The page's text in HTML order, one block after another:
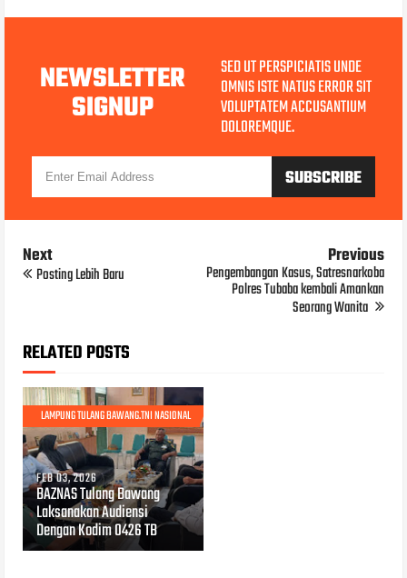
NEWSLETTER
SIGNUP
SED UT PERSPICIATIS UNDE
OMNIS ISTE NATUS ERROR SIT
VOLUPTATEM ACCUSANTIUM
DOLOREMQUE.
Next
Posting Lebih Baru
Previous
Pengembangan Kasus, Satresnarkoba
Polres Tubaba kembali Amankan
Seorang Wanita
RELATED POSTS
LAMPUNG TULANG BAWANG.TNI NASIONAL
FEB 03, 2026
BAZNAS Tulang Bawang
Laksanakan Audiensi
Dengan Kodim 0426 TB